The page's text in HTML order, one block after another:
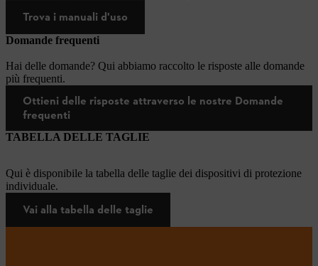
Trova i manuali d'uso
Domande frequenti
Hai delle domande? Qui abbiamo raccolto le risposte alle domande
più frequenti.
Ottieni delle risposte attraverso le nostre Domande
frequenti
TABELLA DELLE TAGLIE
Qui è disponibile la tabella delle taglie dei dispositivi di protezione
individuale.
Vai alla tabella delle taglie